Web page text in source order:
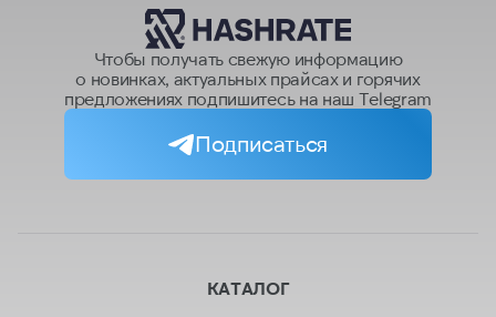
Чтобы получать свежую информацию
о новинках, актуальных прайсах и горячих
предложениях подпишитесь на наш Telegram
Подписаться
КАТАЛОГ